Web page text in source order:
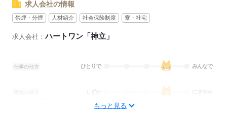
求人会社の情報
禁煙・分煙 人材紹介 社会保険制度 寮・社宅
求人会社：ハートワン「神立」
仕事の仕方 ひとりで みんなで
にぎやか
もっと見る